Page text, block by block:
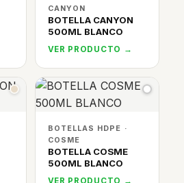
CANYON
BOTELLA CANYON
500ML BLANCO
VER PRODUCTO →
BOTELLAS HDPE ·
COSME
BOTELLA COSME
500ML BLANCO
VER PRODUCTO →